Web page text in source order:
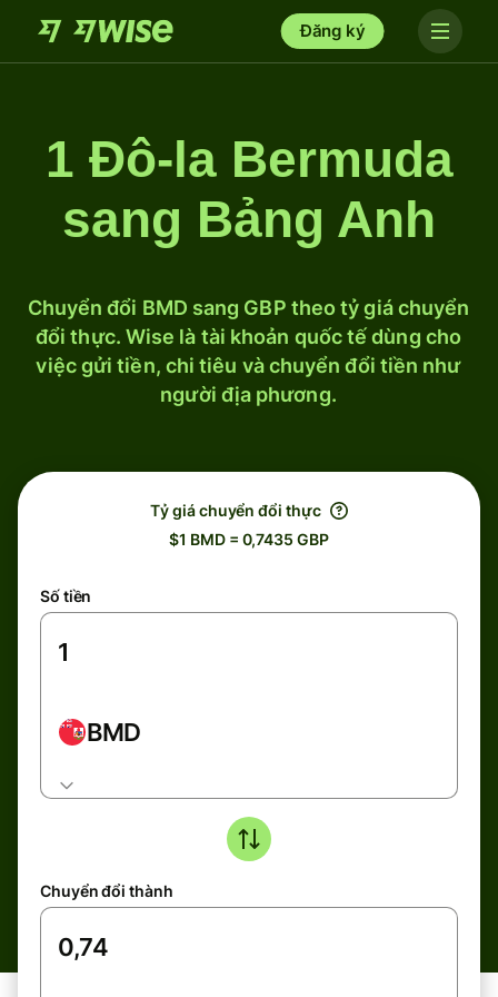
Đăng ký
1 Đô-la Bermuda
sang Bảng Anh
Chuyển đổi BMD sang GBP theo tỷ giá chuyển
đổi thực. Wise là tài khoản quốc tế dùng cho
việc gửi tiền, chi tiêu và chuyển đổi tiền như
người địa phương.
Tỷ giá chuyển đổi thực
$1 BMD = 0,7435 GBP
Số tiền
BMD
Chuyển đổi thành